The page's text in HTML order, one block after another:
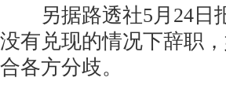
另据路透社5月24日
没有兑现的情况下辞职
合各方分歧。